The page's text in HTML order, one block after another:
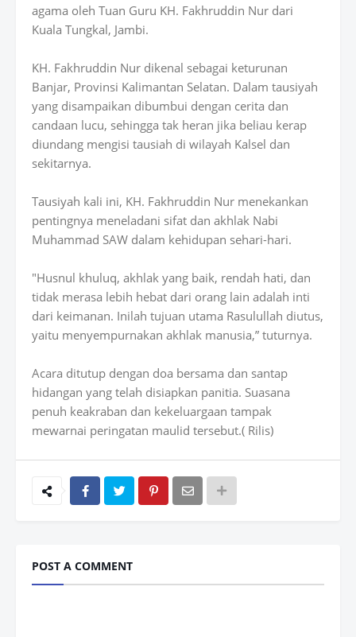
agama oleh Tuan Guru KH. Fakhruddin Nur dari
Kuala Tungkal, Jambi.
KH. Fakhruddin Nur dikenal sebagai keturunan
Banjar, Provinsi Kalimantan Selatan. Dalam tausiyah
yang disampaikan dibumbui dengan cerita dan
candaan lucu, sehingga tak heran jika beliau kerap
diundang mengisi tausiah di wilayah Kalsel dan
sekitarnya.
Tausiyah kali ini, KH. Fakhruddin Nur menekankan
pentingnya meneladani sifat dan akhlak Nabi
Muhammad SAW dalam kehidupan sehari-hari.
"Husnul khuluq, akhlak yang baik, rendah hati, dan
tidak merasa lebih hebat dari orang lain adalah inti
dari keimanan. Inilah tujuan utama Rasulullah diutus,
yaitu menyempurnakan akhlak manusia,” tuturnya.
Acara ditutup dengan doa bersama dan santap
hidangan yang telah disiapkan panitia. Suasana
penuh keakraban dan kekeluargaan tampak
mewarnai peringatan maulid tersebut.( Rilis)
POST A COMMENT